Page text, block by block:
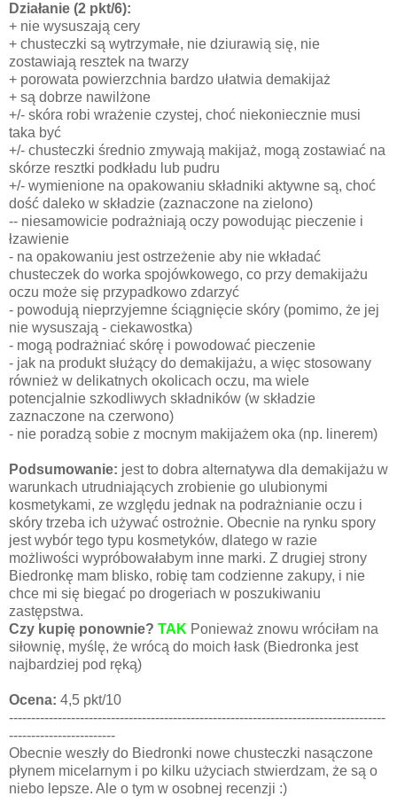
Działanie (2 pkt/6):
+ nie wysuszają cery
+ chusteczki są wytrzymałe, nie dziurawią się, nie
zostawiają resztek na twarzy
+ porowata powierzchnia bardzo ułatwia demakijaż
+ są dobrze nawilżone
+/- skóra robi wrażenie czystej, choć niekoniecznie musi
taka być
+/- chusteczki średnio zmywają makijaż, mogą zostawiać na
skórze resztki podkładu lub pudru
+/- wymienione na opakowaniu składniki aktywne są, choć
dość daleko w składzie (zaznaczone na zielono)
-- niesamowicie podrażniają oczy powodując pieczenie i
łzawienie
- na opakowaniu jest ostrzeżenie aby nie wkładać
chusteczek do worka spojówkowego, co przy demakijażu
oczu może się przypadkowo zdarzyć
- powodują nieprzyjemne ściągnięcie skóry (pomimo, że jej
nie wysuszają - ciekawostka)
- mogą podrażniać skórę i powodować pieczenie
- jak na produkt służący do demakijażu, a więc stosowany
również w delikatnych okolicach oczu, ma wiele
potencjalnie szkodliwych składników (w składzie
zaznaczone na czerwono)
- nie poradzą sobie z mocnym makijażem oka (np. linerem)
Podsumowanie: jest to dobra alternatywa dla demakijażu w
warunkach utrudniających zrobienie go ulubionymi
kosmetykami, ze względu jednak na podrażnianie oczu i
skóry trzeba ich używać ostrożnie. Obecnie na rynku spory
jest wybór tego typu kosmetyków, dlatego w razie
możliwości wypróbowałabym inne marki. Z drugiej strony
Biedronkę mam blisko, robię tam codzienne zakupy, i nie
chce mi się biegać po drogeriach w poszukiwaniu
zastępstwa.
Czy kupię ponownie? TAK Ponieważ znowu wróciłam na
siłownię, myślę, że wrócą do moich łask (Biedronka jest
najbardziej pod ręką)
Ocena: 4,5 pkt/10
-------------------------------------------------------------------------------------
------------------------
Obecnie weszły do Biedronki nowe chusteczki nasączone
płynem micelarnym i po kilku użyciach stwierdzam, że są o
niebo lepsze. Ale o tym w osobnej recenzji :)